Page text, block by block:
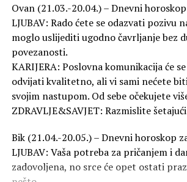
Ovan (21.03.-20.04.) – Dnevni
LJUBAV: Rado ćete se odazvati pozivu
moglo uslijediti ugodno čavrljanje bez
povezanosti.
KARIJERA: Poslovna komunikacija će
odvijati kvalitetno, ali vi sami nećete
svojim nastupom. Od sebe očekujete
ZDRAVLJE&SAVJET: Razmislite
Bik (21.04.-20.05.) – Dnevni horoskop
LJUBAV: Vaša potreba za pričanjem i
zadovoljena, no srce će opet ostati